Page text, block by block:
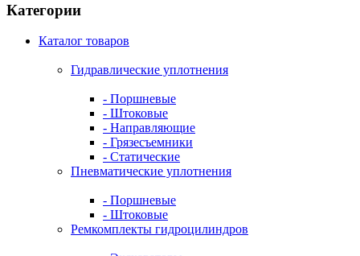
Категории
Каталог товаров
Гидравлические уплотнения
- Поршневые
- Штоковые
- Направляющие
- Грязесъемники
- Cтатические
Пневматические уплотнения
- Поршневые
- Штоковые
Ремкомплекты гидроцилиндров